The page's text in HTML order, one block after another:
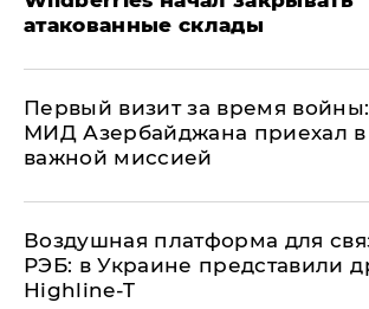
атакованные склады
Первый визит за время войны:
МИД Азербайджана приехал в
важной миссией
Воздушная платформа для
РЭБ: в Украине представили
Highline-T